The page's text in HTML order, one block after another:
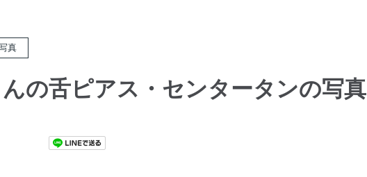
真
の舌ピアス・センタータンの写真